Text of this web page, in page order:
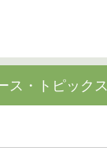
ス・トピックス